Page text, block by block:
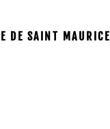
DE SAINT MAURICE